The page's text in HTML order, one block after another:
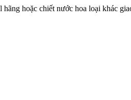
hoặc chiết nước hoa loại khác